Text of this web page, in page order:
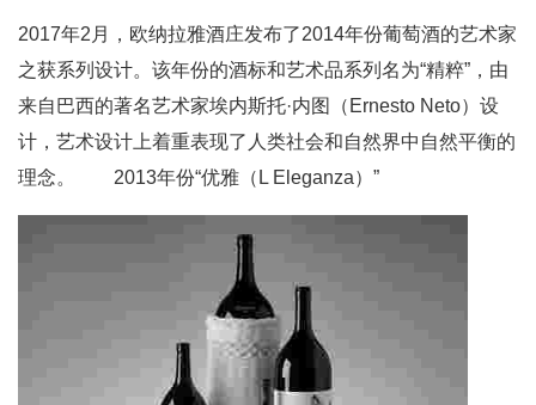
2017年2月，欧纳拉雅酒庄发布了2014年份葡萄酒的艺术家
之获系列设计。该年份的酒标和艺术品系列名为“精粹”，由
来自巴西的著名艺术家埃内斯托·内图（Ernesto Neto）设
计，艺术设计上着重表现了人类社会和自然界中自然平衡的
理念。 2013年份“优雅（L Eleganza）”